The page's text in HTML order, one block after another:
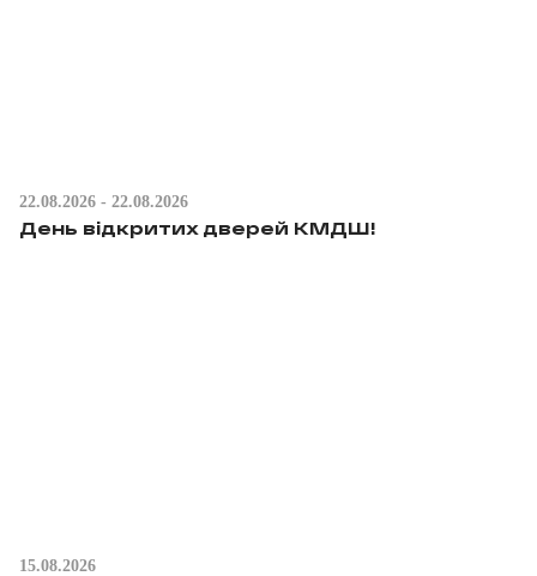
22.08.2026 - 22.08.2026
День відкритих дверей КМДШ!
15.08.2026